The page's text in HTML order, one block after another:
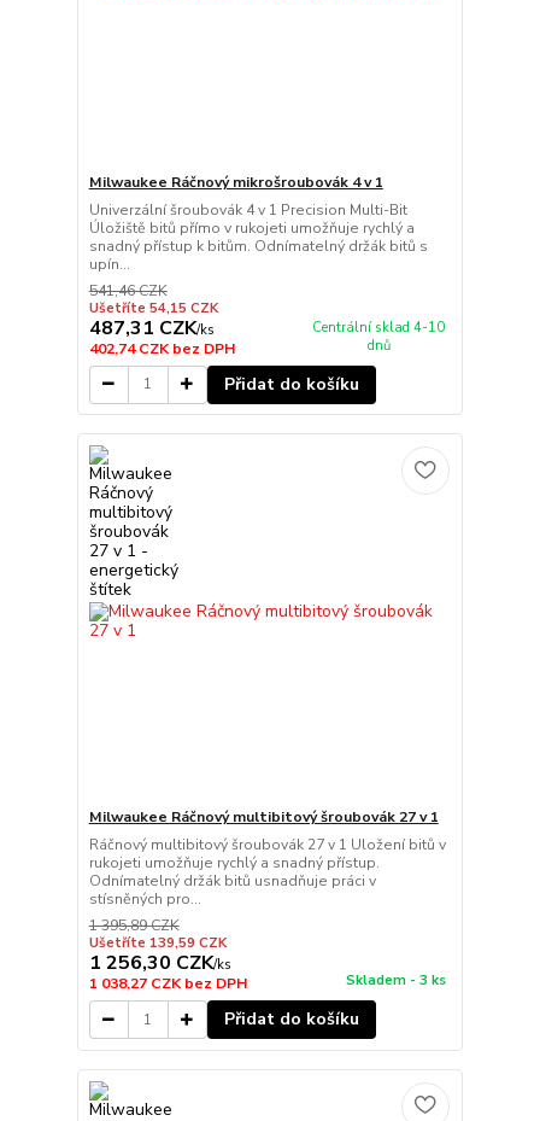
Milwaukee Ráčnový mikrošroubovák 4 v 1
Univerzální šroubovák 4 v 1 Precision Multi-Bit
Úložiště bitů přímo v rukojeti umožňuje rychlý a
snadný přístup k bitům. Odnímatelný držák bitů s
upín...
541,46 CZK
Ušetříte 54,15 CZK
487,31 CZK/ks
402,74 CZKbez DPH
Centrální sklad 4-10
dnů
Přidat do košíku
Milwaukee Ráčnový multibitový šroubovák 27 v 1
Ráčnový multibitový šroubovák 27 v 1 Uložení bitů v
rukojeti umožňuje rychlý a snadný přístup.
Odnímatelný držák bitů usnadňuje práci v
stísněných pro...
1 395,89 CZK
Ušetříte 139,59 CZK
1 256,30 CZK/ks
1 038,27 CZKbez DPH Skladem - 3 ks
Přidat do košíku